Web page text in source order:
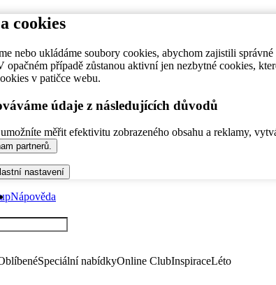
cookies
nebo ukládáme soubory cookies, abychom zajistili
opačném případě zůstanou aktivní jen nezbytné cookies,
v patičce webu.
údaje z následujících důvodů
měřit efektivitu zobrazeného obsahu a reklamy,
partnerů.
nastavení
Nápověda
Speciální nabídkyOnline ClubInspiraceLéto